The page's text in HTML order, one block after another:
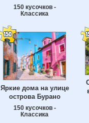
150 кусочков -
Классика
Яркие дома на улице
острова Бурано
150 кусочков -
Классика